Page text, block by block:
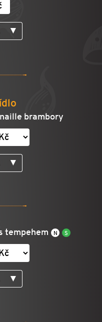
▼
brambory
▼
tempehem
▼